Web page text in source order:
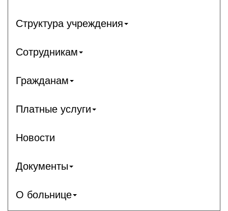
Структура учреждения
Сотрудникам
Гражданам
Платные услуги
Новости
Документы
О больнице